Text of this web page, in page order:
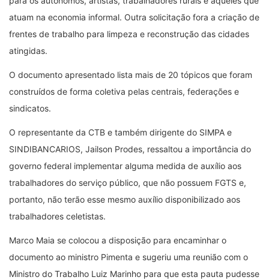
atuam na economia informal. Outra solicitação fora a criação de
frentes de trabalho para limpeza e reconstrução das cidades
atingidas.
O documento apresentado lista mais de 20 tópicos que foram
construídos de forma coletiva pelas centrais, federações e
sindicatos.
O representante da CTB e também dirigente do SIMPA e
SINDIBANCARIOS, Jailson Prodes, ressaltou a importância do
governo federal implementar alguma medida de auxílio aos
trabalhadores do serviço público, que não possuem FGTS e,
portanto, não terão esse mesmo auxílio disponibilizado aos
trabalhadores celetistas.
Marco Maia se colocou a disposição para encaminhar o
documento ao ministro Pimenta e sugeriu uma reunião com o
Ministro do Trabalho Luiz Marinho para que esta pauta pudesse